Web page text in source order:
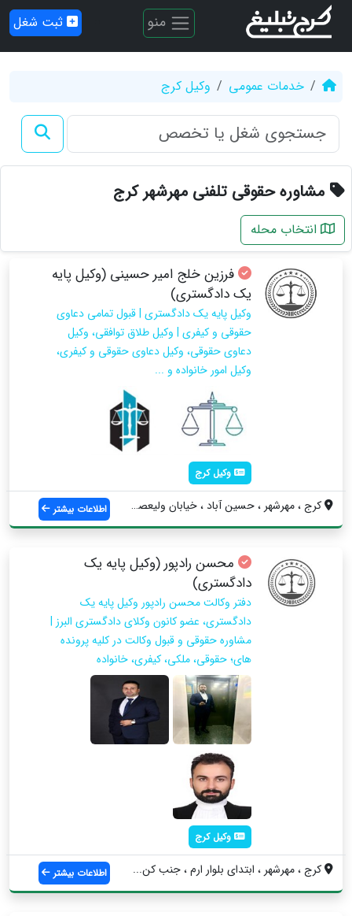
منو ثبت شغل
خدمات عمومی وکیل کرج
مشاوره حقوقی تلفنی مهرشهر کرج
انتخاب محله
فرزین خلج امیر حسینی (وکیل پایه
یک دادگستری)
وکیل پایه یک دادگستری | قبول تمامی دعاوی
حقوقی و کیفری | وکیل طلاق توافقی، وکیل
دعاوی حقوقی، وکیل دعاوی حقوقی و کیفری،
وکیل امور خانواده و ...
وکیل کرج
کرج ، مهرشهر ، حسین آباد ، خیابان ولیعصر... اطلاعات بیشتر
محسن رادپور (وکیل پایه یک
دادگستری)
دفتر وکالت محسن رادپور وکیل پایه یک
دادگستری، عضو کانون وکلای دادگستری البرز |
مشاوره حقوقی و قبول وکالت در کلیه پرونده
های؛ حقوقی، ملکی، کیفری، خانواده
وکیل کرج
کرج ، مهرشهر ، ابتدای بلوار ارم ، جنب کن... اطلاعات بیشتر